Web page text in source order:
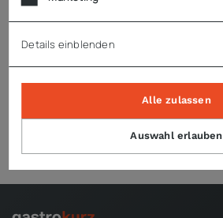
2K
aus verchromtem, gehärtetem Stahl
Details einblenden
Auswahl erlauben
Alle zulassen